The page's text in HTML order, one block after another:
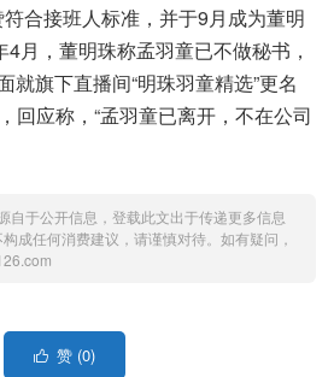
合接班人标准，并于9月成为董明
月，董明珠称孟羽童已不做秘书，
就旗下直播间“明珠羽童精选”更名
回应称，“孟羽童已离开，不在公司
自于公开信息，登载此文出于传递更多信息
成任何消费建议，请谨慎对待。如有疑问，
 赞 (0)